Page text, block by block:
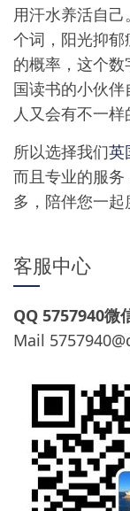
用汗水养活自
个词，阳光抑
的概率，这个
国读书的小伙
人又会有不一样
所以选择我们英
而且专业的服
多，陪伴您一起
客服中心
QQ 5757940微
Mail